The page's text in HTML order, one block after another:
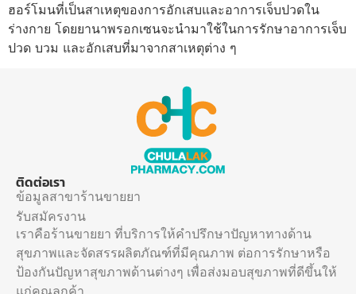
ฮอร์โมนที่เป็นสาเหตุของการอักเสบและอาการเจ็บปวดใน
ร่างกาย โดยยานาพรอกเซนจะนำมาใช้ในการรักษาอาการเจ็บ
ปวด บวม และอักเสบที่มาจากสาเหตุต่าง ๆ
ติดต่อเรา
ข้อมูลสาขาร้านขายยา
รับสมัครงาน
เราคือร้านขายยา ที่บริการให้คำปรึกษาปัญหาทางด้าน
สุขภาพและจัดสรรผลิตภัณฑ์ที่มีคุณภาพ ต่อการรักษาหรือ
ป้องกันปัญหาสุขภาพด้านต่างๆ เพื่อส่งมอบสุขภาพที่ดีขึ้นให้